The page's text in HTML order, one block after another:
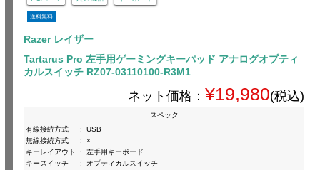
送料無料
Razer レイザー
Tartarus Pro 左手用ゲーミングキーパッド アナログオプティ
カルスイッチ RZ07-03110100-R3M1
ネット価格： ¥19,980(税込)
スペック
有線接続方式
:
USB
無線接続方式
:
×
キーレイアウト
:
左手用キーボード
キースイッチ
:
オプティカルスイッチ